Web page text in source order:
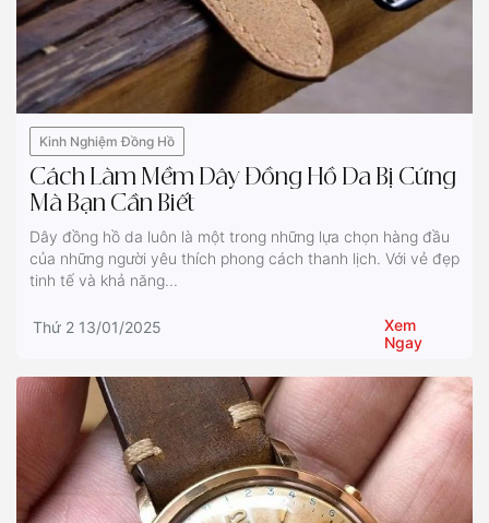
Kinh Nghiệm Đồng Hồ
Cách Làm Mềm Dây Đồng Hồ Da Bị Cứng
Mà Bạn Cần Biết
Dây đồng hồ da luôn là một trong những lựa chọn hàng đầu
của những người yêu thích phong cách thanh lịch. Với vẻ đẹp
tinh tế và khả năng...
Thứ 2 13/01/2025
Xem
Ngay